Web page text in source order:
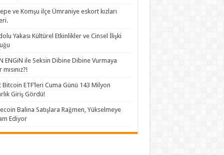
ve Komşu ilçe Ümraniye eskort kızları
Yakası Kültürel Etkinlikler ve Cinsel İlişki
ENGiN ile Seksin Dibine Dibine Vurmaya
mısınız?!
Bitcoin ETF’leri Cuma Günü 143 Milyon
Giriş Gördü!
Balina Satışlara Rağmen, Yükselmeye
Ediyor